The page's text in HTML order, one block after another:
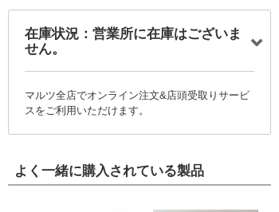
在庫状況：営業所に在庫はございま
せん。
マルツ全店でオンライン注文&店頭受取りサービ
スをご利用いただけます。
よく一緒に購入されている製品